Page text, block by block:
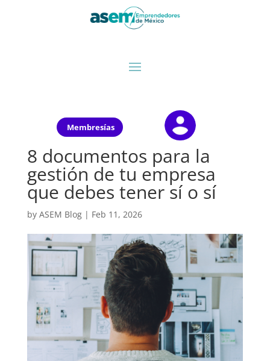
Membresías
8 documentos para la
gestión de tu empresa
que debes tener sí o sí
by ASEM Blog| Feb 11, 2026